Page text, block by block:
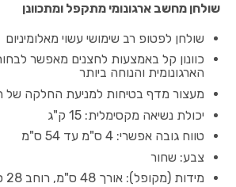
שולחן מחשב ארגונומי מתקפל ומתכוונן
שולחן לפטופ רב שימושי עשוי מאלומיניום
כוונון קל באמצעות לחצנים מאפשר
הארגונומית והנוחה ביותר
מעצור מדף בטיחות למניעת החלקה של
יכולת נשיאה מקסימלית: 15 ק"ג
טווח גובה אפשרי: 4 ס"מ עד 54 ס"מ
צבע: שחור
מידות (מקופל): אורך 48 ס"מ, רוחב 28 ס"מ, עובי 4 ס"מ